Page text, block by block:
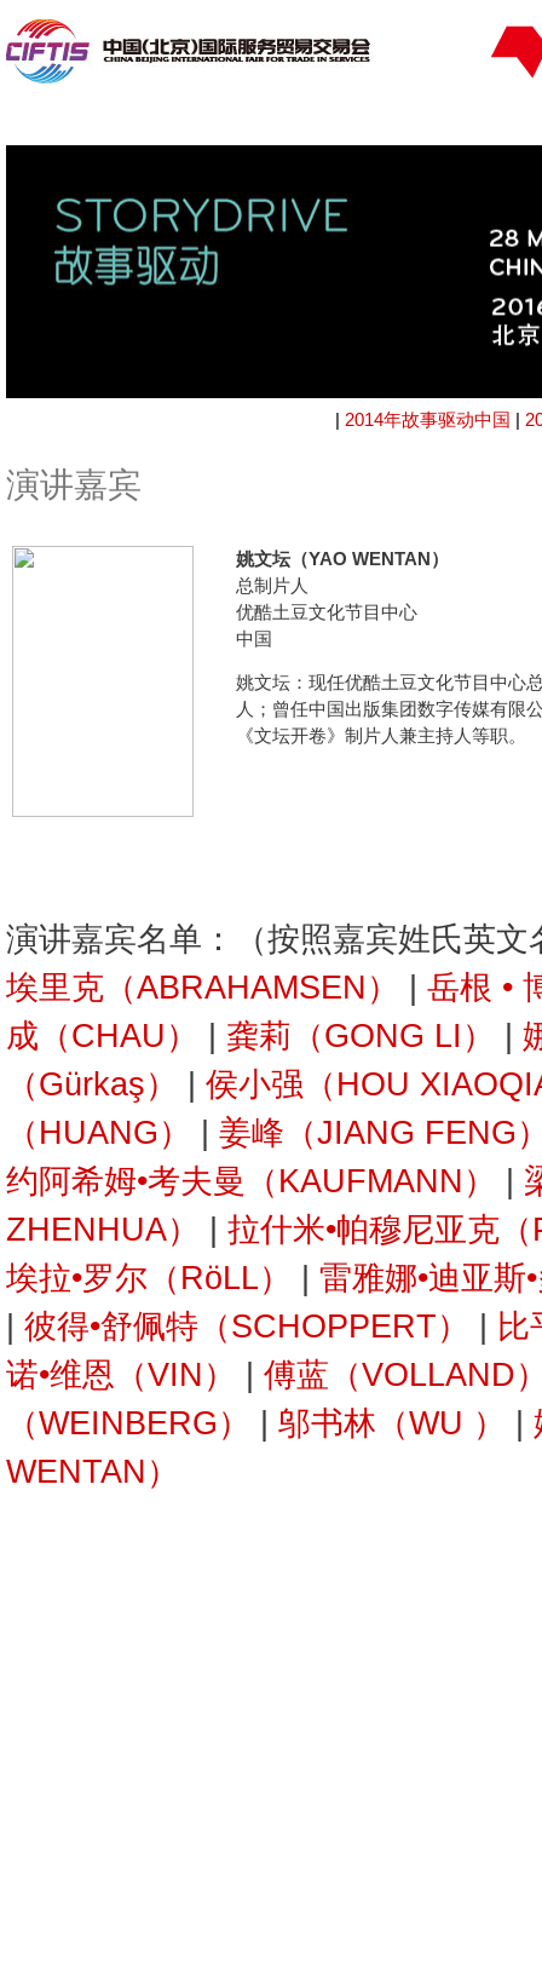
| 2014年故事驱动中国 |
演讲嘉宾
姚文坛（YAO WENTAN）
总制片人
优酷土豆文化节目中心
中国
姚文坛：现任优酷土豆文化节目中心
人；曾任中国出版集团数字传媒有限
《文坛开卷》制片人兼主持人等职。
演讲嘉宾名单：（按照嘉宾姓氏英文
埃里克（ABRAHAMSEN）
岳根 •
成（CHAU）
龚莉（GONG LI）
（Gürkaş）
侯小强（HOU
（HUANG）
姜峰（JIANG FENG
约阿希姆•考夫曼（KAUFMANN）
ZHENHUA）
拉什米•帕穆尼亚克
埃拉•罗尔（RöLL）
雷雅娜•迪亚斯
彼得•舒佩特（SCHOPPERT）
比
诺•维恩（VIN）
傅蓝（VOLLAND
（WEINBERG）
邬书林（WU ）
WENTAN）